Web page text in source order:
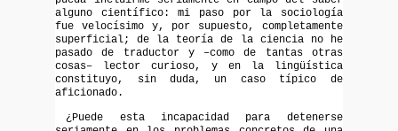
alguno científico: mi paso por la sociología
fue velocísimo y, por supuesto, completamente
superficial; de la teoría de la ciencia no he
pasado de traductor y –como de tantas otras
cosas– lector curioso, y en la lingüística
constituyo, sin duda, un caso típico de
aficionado.
¿Puede esta incapacidad para detenerse